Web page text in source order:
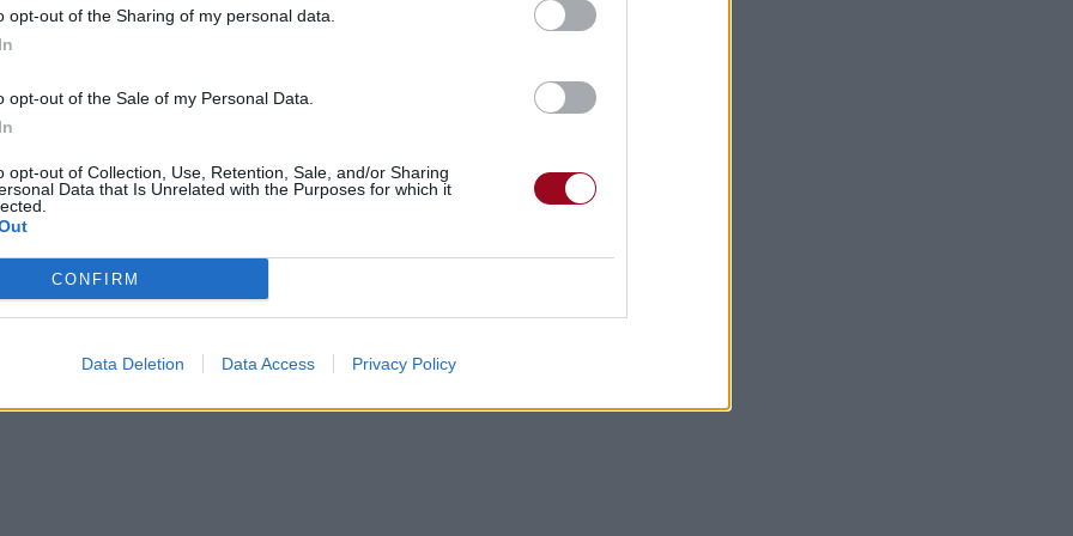
opt-out of the Sharing of my personal data.
opt-out of the Sale of my Personal Data.
opt-out of Collection, Use, Retention, Sale, and/or Sharing
Data that Is Unrelated with the Purposes for which it
CONFIRM
Data Deletion Data Access Privacy Policy
quand le soleil nous tombe dessus.
is coming down on us
quand le soleil nous tombe dessus
is coming down on us
quand le soleil nous tombe dessus